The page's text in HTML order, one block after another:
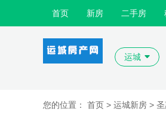
首页 新房 二手房
运城
您的位置： 首页 > 运城新房 >